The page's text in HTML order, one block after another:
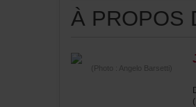
(Photo:AngeloBarsetti)